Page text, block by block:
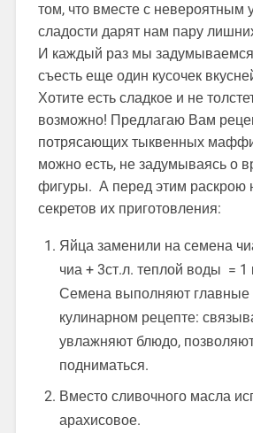
том, что вместе с невероятным
сладости дарят нам пару
И каждый раз мы задумываемся
съесть еще один кусочек
Хотите есть сладкое и не
возможно! Предлагаю Вам
потрясающих тыквенных
можно есть, не задумываясь о
фигуры. А перед этим раскрою
секретов их приготовления:
Яйца заменили на семена
чиа + 3ст.л. теплой воды = 1
Семена выполняют главные
кулинарном рецепте:
увлажняют блюдо,
подниматься.
Вместо сливочного масла
арахисовое.